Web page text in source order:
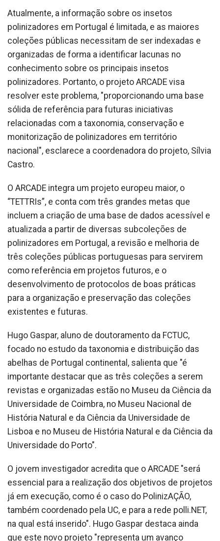
Atualmente, a informação sobre os insetos
polinizadores em Portugal é limitada, e as maiores
coleções públicas necessitam de ser indexadas e
organizadas de forma a identificar lacunas no
conhecimento sobre os principais insetos
polinizadores. Portanto, o projeto ARCADE visa
resolver este problema, "proporcionando uma base
sólida de referência para futuras iniciativas
relacionadas com a taxonomia, conservação e
monitorização de polinizadores em território
nacional", esclarece a coordenadora do projeto, Sílvia
Castro.
O ARCADE integra um projeto europeu maior, o
“TETTRIs”, e conta com três grandes metas que
incluem a criação de uma base de dados acessível e
atualizada a partir de diversas subcoleções de
polinizadores em Portugal, a revisão e melhoria de
três coleções públicas portuguesas para servirem
como referência em projetos futuros, e o
desenvolvimento de protocolos de boas práticas
para a organização e preservação das coleções
existentes e futuras.
Hugo Gaspar, aluno de doutoramento da FCTUC,
focado no estudo da taxonomia e distribuição das
abelhas de Portugal continental, salienta que "é
importante destacar que as três coleções a serem
revistas e organizadas estão no Museu da Ciência da
Universidade de Coimbra, no Museu Nacional de
História Natural e da Ciência da Universidade de
Lisboa e no Museu de História Natural e da Ciência da
Universidade do Porto".
O jovem investigador acredita que o ARCADE "será
essencial para a realização dos objetivos de projetos
já em execução, como é o caso do PolinizAÇÃO,
também coordenado pela UC, e para a rede polli.NET,
na qual está inserido". Hugo Gaspar destaca ainda
que este novo projeto "representa um avanço